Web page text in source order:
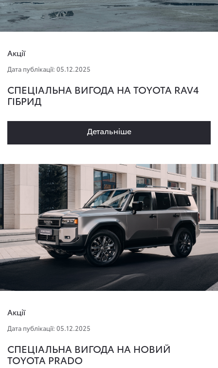
Акції
Дата публікації: 05.12.2025
СПЕЦІАЛЬНА ВИГОДА НА TOYOTA RAV4
ГІБРИД
Детальнiше
Акції
Дата публікації: 05.12.2025
СПЕЦІАЛЬНА ВИГОДА НА НОВИЙ
TOYOTA PRADO